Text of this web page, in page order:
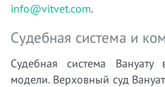
info@vitvet.com.
Судебная система и
Судебная система
модели. Верховный суд